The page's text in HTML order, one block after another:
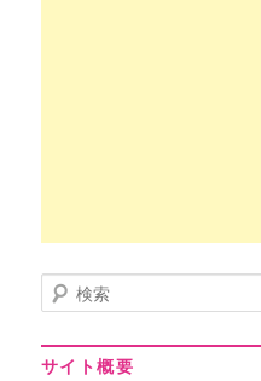
検
索
サイト概要